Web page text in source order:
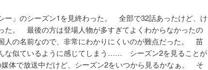
ー」のシーズン1を見終わった。 全部で32話あったけど、け
た。 最後の方は登場人物が多すぎてよくわからなかったの
人の名前なので、非常にわかりにくいのが難点だった。 苗
な似ているように感じてしまう…… シーズン2を見ることが
体で放送中だけど、シーズン2をいつから見るかなぁ。 そ